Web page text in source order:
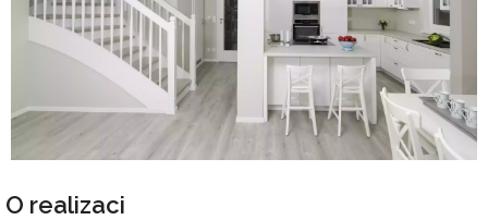
O realizaci